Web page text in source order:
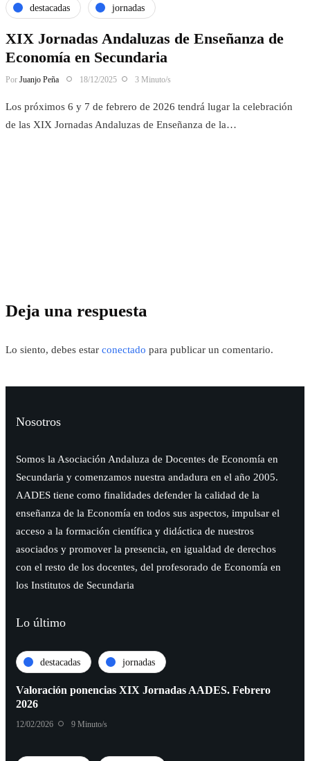
destacadas jornadas
XIX Jornadas Andaluzas de Enseñanza de
Economía en Secundaria
Por Juanjo Peña 18/12/2025 3 Minuto/s
Los próximos 6 y 7 de febrero de 2026 tendrá lugar la celebración
de las XIX Jornadas Andaluzas de Enseñanza de la…
Deja una respuesta
Lo siento, debes estar conectado para publicar un comentario.
Nosotros
Somos la Asociación Andaluza de Docentes de Economía en
Secundaria y comenzamos nuestra andadura en el año 2005.
AADES tiene como finalidades defender la calidad de la
enseñanza de la Economía en todos sus aspectos, impulsar el
acceso a la formación científica y didáctica de nuestros
asociados y promover la presencia, en igualdad de derechos
con el resto de los docentes, del profesorado de Economía en
los Institutos de Secundaria
Lo último
destacadas jornadas
Valoración ponencias XIX Jornadas AADES. Febrero
2026
12/02/2026 9 Minuto/s